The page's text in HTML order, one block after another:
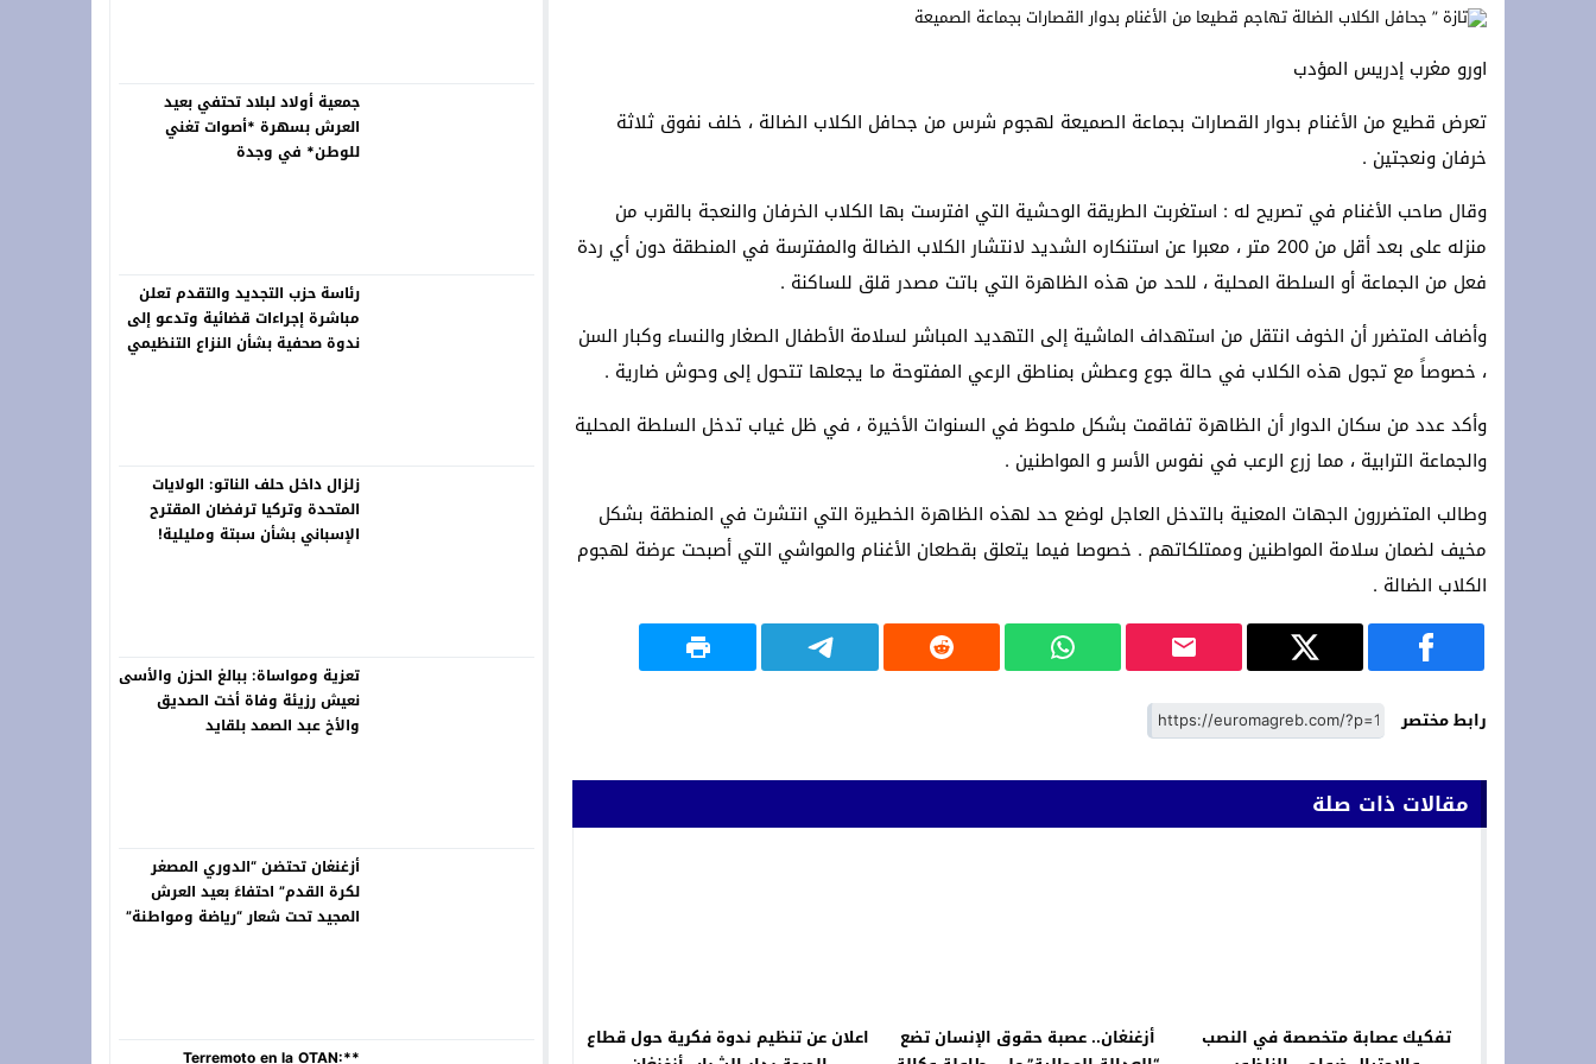
**Terremoto en la OTAN: ¡Estados Unidos y Turquía rechazan a España y protegen Ceuta y Melilla, Marruecos! **
*Crisis migratoria de Ceuta: Los hechos, las hipótesis y las manipulaciones*
سلطات سلوان تُطلق حملة توعوية للتجار والساكنة لتنظيم جمع النفايات والحفاظ على جمالية المدينة
اورو مغرب إدريس المؤدب
تعرض قطيع من الأغنام بدوار القصارات بجماعة الصميعة لهجوم شرس من جحافل الكلاب الضالة ، خلف نفوق ثلاثة
خرفان ونعجتين .
وقال صاحب الأغنام في تصريح له : استغربت الطريقة الوحشية التي افترست بها الكلاب الخرفان والنعجة بالقرب من
منزله على بعد أقل من 200 متر ، معبرا عن استنكاره الشديد لانتشار الكلاب الضالة والمفترسة في المنطقة دون أي ردة
فعل من الجماعة أو السلطة المحلية ، للحد من هذه الظاهرة التي باتت مصدر قلق للساكنة .
وأضاف المتضرر أن الخوف انتقل من استهداف الماشية إلى التهديد المباشر لسلامة الأطفال الصغار والنساء وكبار السن
، خصوصاً مع تجول هذه الكلاب في حالة جوع وعطش بمناطق الرعي المفتوحة ما يجعلها تتحول إلى وحوش ضارية .
وأكد عدد من سكان الدوار أن الظاهرة تفاقمت بشكل ملحوظ في السنوات الأخيرة ، في ظل غياب تدخل السلطة المحلية
والجماعة الترابية ، مما زرع الرعب في نفوس الأسر و المواطنين .
وطالب المتضررون الجهات المعنية بالتدخل العاجل لوضع حد لهذه الظاهرة الخطيرة التي انتشرت في المنطقة بشكل
مخيف لضمان سلامة المواطنين وممتلكاتهم . خصوصا فيما يتعلق بقطعان الأغنام والمواشي التي أصبحت عرضة لهجوم
الكلاب الضالة .
رابط مختصر
مقالات ذات صلة
تفكيك عصابة متخصصة في النصب
أزغنغان.. عصبة حقوق الإنسان تضع
اعلان عن تنظيم ندوة فكرية حول قطاع
جمعية أولاد لبلاد تحتفي بعيد
العرش بسهرة *أصوات تغني
للوطن* في وجدة
رئاسة حزب التجديد والتقدم تعلن
مباشرة إجراءات قضائية وتدعو إلى
ندوة صحفية بشأن النزاع التنظيمي
زلزال داخل حلف الناتو: الولايات
المتحدة وتركيا ترفضان المقترح
الإسباني بشأن سبتة ومليلية!
تعزية ومواساة: ببالغ الحزن والأسى
نعيش رزيئة وفاة أخت الصديق
والأخ عبد الصمد بلقايد
أزغنغان تحتضن “الدوري المصغر
لكرة القدم” احتفاءً بعيد العرش
المجيد تحت شعار “رياضة ومواطنة”
**Terremoto en la OTAN: